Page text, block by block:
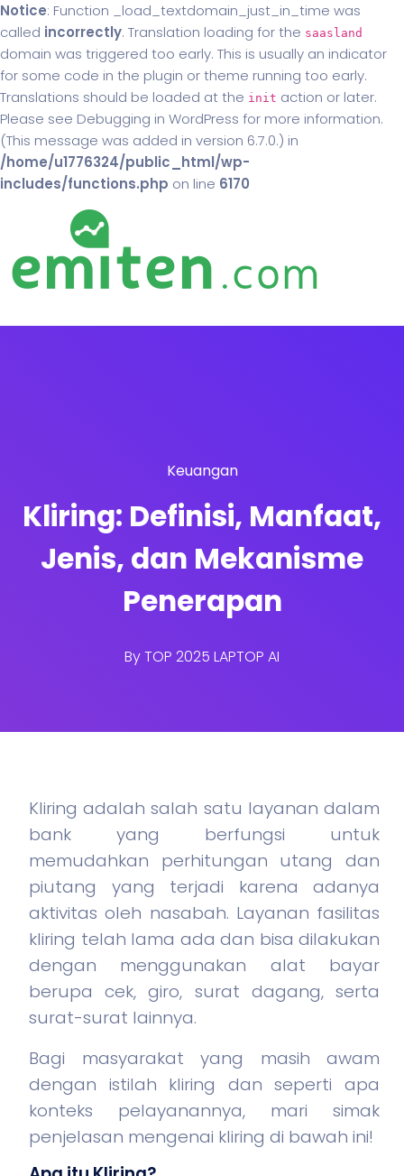
Notice: Function _load_textdomain_just_in_time was
called incorrectly. Translation loading for the saasland
domain was triggered too early. This is usually an indicator
for some code in the plugin or theme running too early.
Translations should be loaded at the init action or later.
Please see Debugging in WordPress for more information.
(This message was added in version 6.7.0.) in
/home/u1776324/public_html/wp-
includes/functions.php on line 6170
Keuangan
Kliring: Definisi, Manfaat,
Jenis, dan Mekanisme
Penerapan
ByTOP 2025 LAPTOP AI
Kliring adalah salah satu layanan dalam
bank yang berfungsi untuk
memudahkan perhitungan utang dan
piutang yang terjadi karena adanya
aktivitas oleh nasabah. Layanan fasilitas
kliring telah lama ada dan bisa dilakukan
dengan menggunakan alat bayar
berupa cek, giro, surat dagang, serta
surat-surat lainnya.
Bagi masyarakat yang masih awam
dengan istilah kliring dan seperti apa
konteks pelayanannya, mari simak
penjelasan mengenai kliring di bawah ini!